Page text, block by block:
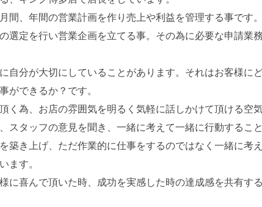
間、年間の営業計画を作り売上や利益を管理する事です
選定を行い営業企画を立てる事。その為に必要な申請業
自分が大切にしていることがあります。それはお客様に
ができるか？です。
く為、お店の雰囲気を明るく気軽に話しかけて頂ける空気
スタッフの意見を聞き、一緒に考えて一緒に行動するこ
築き上げ、ただ作業的に仕事をするのではなく一緒に考
ます。
に喜んで頂いた時、成功を実感した時の達成感を共有する